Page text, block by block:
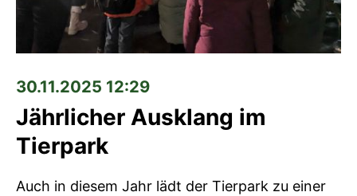
30.11.2025 12:29
Jährlicher Ausklang im
Tierpark
Auch in diesem Jahr lädt der Tierpark zu einer